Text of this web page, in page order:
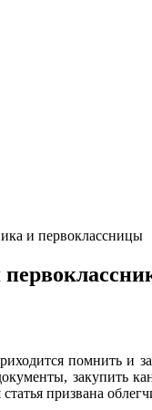
и первоклассницы
помнить и
закупить
призвана